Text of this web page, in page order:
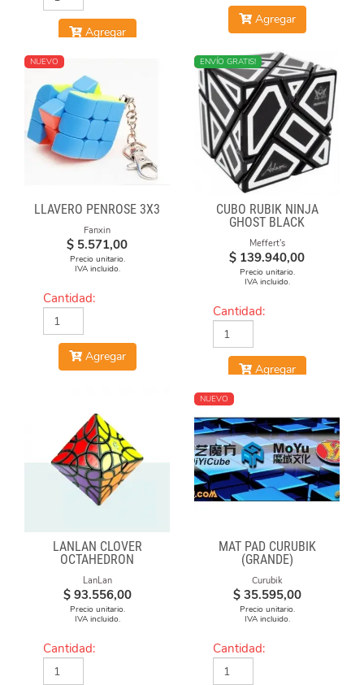
Agregar
Agregar
NUEVO
LLAVERO PENROSE 3X3
Fanxin
$ 5.571,00
Precio unitario.
IVA incluido.
Cantidad:
Agregar
NUEVO
ENVÍO GRATIS!
CUBO RUBIK NINJA
GHOST BLACK
Meffert's
$ 139.940,00
Precio unitario.
IVA incluido.
Cantidad:
Agregar
LANLAN CLOVER
OCTAHEDRON
LanLan
$ 93.556,00
Precio unitario.
IVA incluido.
Cantidad:
NUEVO
MAT PAD CURUBIK
(GRANDE)
Curubik
$ 35.595,00
Precio unitario.
IVA incluido.
Cantidad: